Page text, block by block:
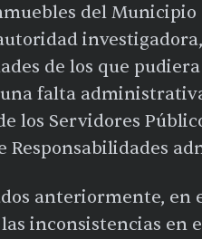
del
de los que
falta
los Servidores
Responsabilidades
anteriormente, en
inconsistencias en